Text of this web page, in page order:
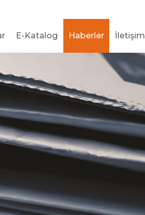
E-Katalog Haberler İletişim